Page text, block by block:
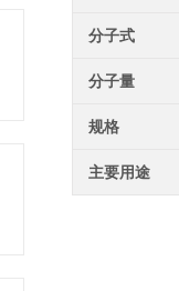
分子式
分子量
规格
主要用途